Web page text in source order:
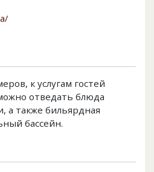
к услугам гостей
отведать блюда
а также бильярдная
бассейн.